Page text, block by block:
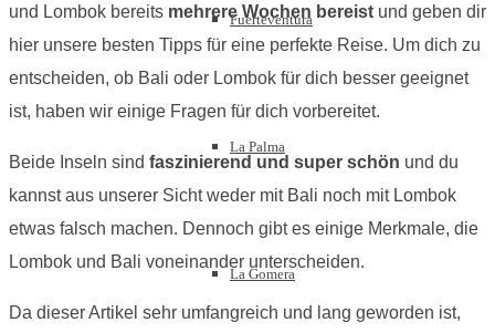
Fuerteventura
La Palma
La Gomera
und Lombok bereits mehrere Wochen bereist und geben dir
hier unsere besten Tipps für eine perfekte Reise. Um dich zu
entscheiden, ob Bali oder Lombok für dich besser geeignet
ist, haben wir einige Fragen für dich vorbereitet.
Beide Inseln sind faszinierend und super schön und du
kannst aus unserer Sicht weder mit Bali noch mit Lombok
etwas falsch machen. Dennoch gibt es einige Merkmale, die
Lombok und Bali voneinander unterscheiden.
Da dieser Artikel sehr umfangreich und lang geworden ist,